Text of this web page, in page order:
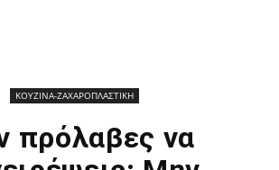
ΚΟΥΖΙΝΑ-ΖΑΧΑΡΟΠΛΑΣΤΙΚΗ
πρόλαβες να